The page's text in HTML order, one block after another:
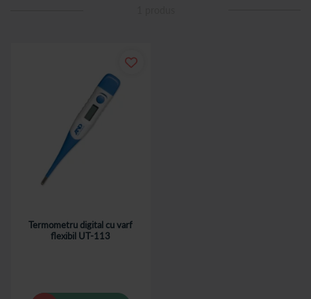
Termometru digital cu varf
flexibil UT-113